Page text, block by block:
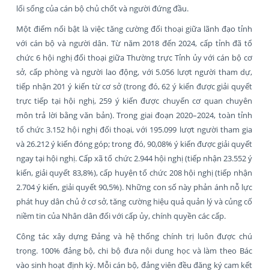
lối sống của cán bộ chủ chốt và người đứng đầu.
Một điểm nổi bật là việc tăng cường đối thoại giữa lãnh đạo tỉnh
với cán bộ và người dân. Từ năm 2018 đến 2024, cấp tỉnh đã tổ
chức 6 hội nghị đối thoại giữa Thường trực Tỉnh ủy với cán bộ cơ
sở, cấp phòng và người lao động, với 5.056 lượt người tham dự,
tiếp nhận 201 ý kiến từ cơ sở (trong đó, 62 ý kiến được giải quyết
trực tiếp tại hội nghị, 259 ý kiến được chuyển cơ quan chuyên
môn trả lời bằng văn bản). Trong giai đoạn 2020–2024, toàn tỉnh
tổ chức 3.152 hội nghị đối thoại, với 195.099 lượt người tham gia
và 26.212 ý kiến đóng góp; trong đó, 90,08% ý kiến được giải quyết
ngay tại hội nghị. Cấp xã tổ chức 2.944 hội nghị (tiếp nhận 23.552 ý
kiến, giải quyết 83,8%), cấp huyện tổ chức 208 hội nghị (tiếp nhận
2.704 ý kiến, giải quyết 90,5%). Những con số này phản ánh nỗ lực
phát huy dân chủ ở cơ sở, tăng cường hiệu quả quản lý và củng cố
niềm tin của Nhân dân đối với cấp ủy, chính quyền các cấp.
Công tác xây dựng Đảng và hệ thống chính trị luôn được chú
trọng. 100% đảng bộ, chi bộ đưa nội dung học và làm theo Bác
vào sinh hoạt định kỳ. Mỗi cán bộ, đảng viên đều đăng ký cam kết